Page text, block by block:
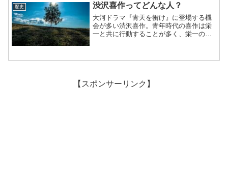
歴史 渋沢喜作ってどんな人？
大河ドラマ『青天を衝け』に登場する機
会が多い渋沢喜作。青年時代の喜作は栄
一と共に行動することが多く、栄一の相
も実直で爽やかなイメージがあります。
【スポンサーリンク】